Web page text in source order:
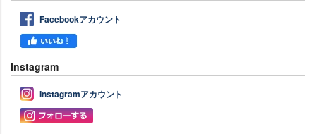
Facebookアカウント
Instagram
Instagramアカウント